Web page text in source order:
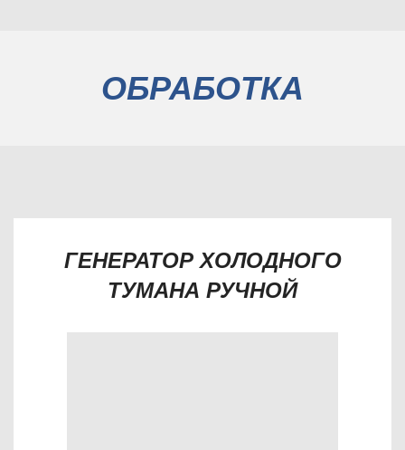
ОБРАБОТКА
ГЕНЕРАТОР ХОЛОДНОГО
ТУМАНА РУЧНОЙ